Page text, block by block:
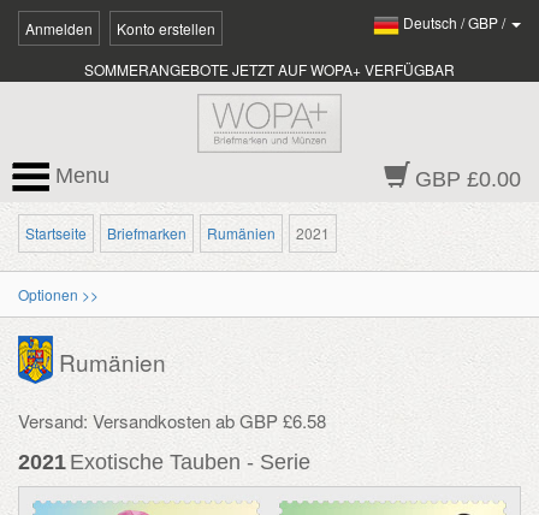
Anmelden Konto erstellen Deutsch /GBP/
SOMMERANGEBOTE JETZT AUF WOPA+ VERFÜGBAR
GBP £0.00
Menu
Startseite Briefmarken Rumänien 2021
Optionen >>
Rumänien
Versand: Versandkosten ab GBP £6.58
2021 Exotische Tauben - Serie